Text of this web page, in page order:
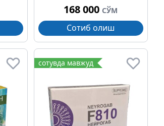
168 000 СЎМ
Сотиб олиш
сотувда мавжуд